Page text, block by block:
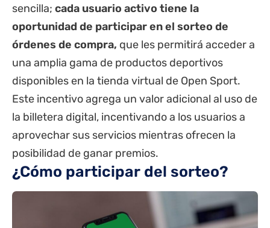
sencilla; cada usuario activo tiene la
oportunidad de participar en el sorteo de
órdenes de compra, que les permitirá acceder a
una amplia gama de productos deportivos
disponibles en la tienda virtual de Open Sport.
Este incentivo agrega un valor adicional al uso de
la billetera digital, incentivando a los usuarios a
aprovechar sus servicios mientras ofrecen la
posibilidad de ganar premios.
¿Cómo participar del sorteo?